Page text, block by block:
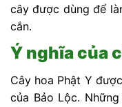
cây được dùng để
cắn.
Ý nghĩa của
Cây hoa Phật Y
của Bảo Lộc.